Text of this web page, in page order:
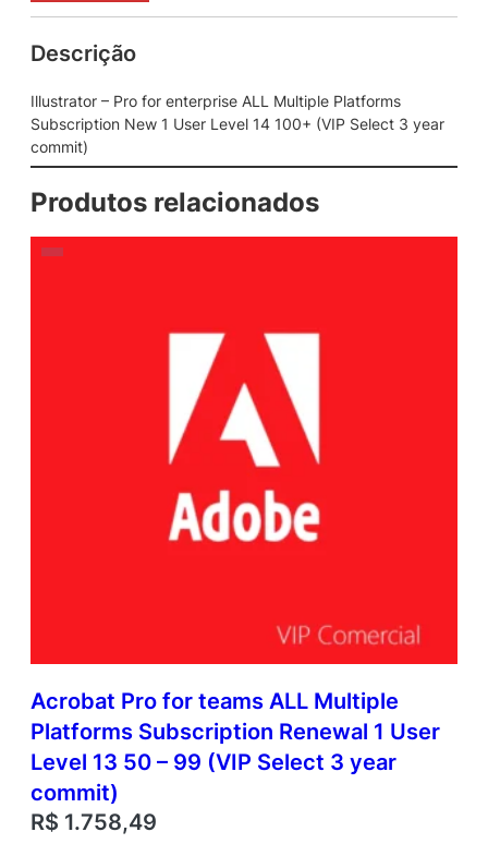
Descrição
Illustrator – Pro for enterprise ALL Multiple Platforms
Subscription New 1 User Level 14 100+ (VIP Select 3 year
commit)
Produtos relacionados
Acrobat Pro for teams ALL Multiple
Platforms Subscription Renewal 1 User
Level 13 50 – 99 (VIP Select 3 year
commit)
R$ 1.758,49